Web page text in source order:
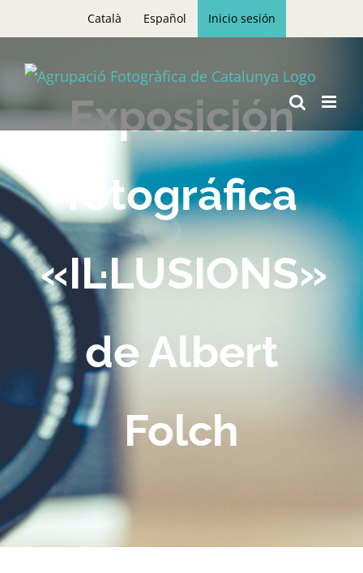
to
content
Català Español Inicio sesión
Exposición
fotográfica
«IL·LUSIONS»
de Albert
Folch